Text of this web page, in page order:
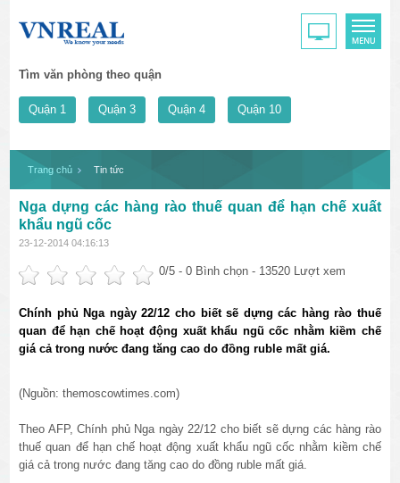
Tìm văn phòng theo quận
Quận 1 Quận 3 Quận 4 Quận 10
Trang chủ Tin tức
Nga dựng các hàng rào thuế quan để hạn chế xuất
khẩu ngũ cốc
23-12-2014 04:16:13
0/5 -0 Bình chọn - 13520 Lượt xem
Chính phủ Nga ngày 22/12 cho biết sẽ dựng các hàng rào thuế
quan để hạn chế hoạt động xuất khẩu ngũ cốc nhằm kiềm chế
giá cả trong nước đang tăng cao do đồng ruble mất giá.
(Nguồn: themoscowtimes.com)
Theo AFP, Chính phủ Nga ngày 22/12 cho biết sẽ dựng các hàng rào
thuế quan để hạn chế hoạt động xuất khẩu ngũ cốc nhằm kiềm chế
giá cả trong nước đang tăng cao do đồng ruble mất giá.